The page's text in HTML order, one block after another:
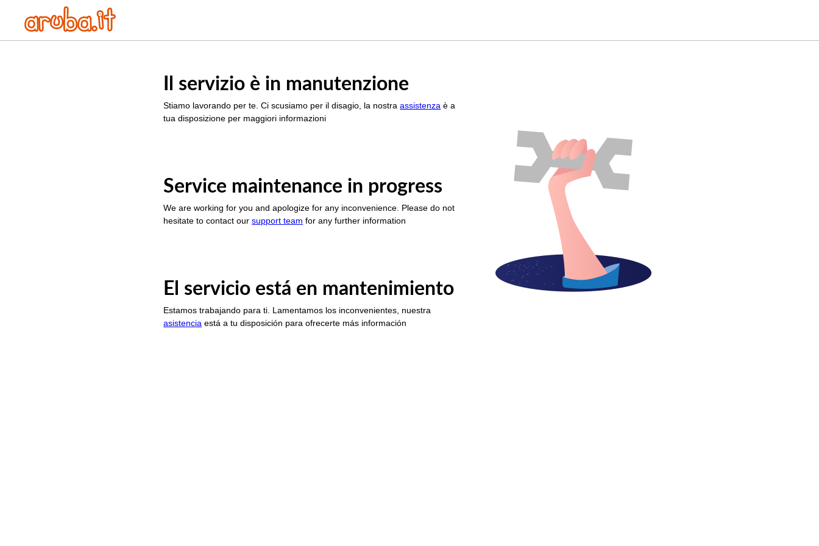
Il servizio è in manutenzione
Stiamo lavorando per te. Ci scusiamo per il disagio, la nostraassistenza è a
tua disposizione per maggiori informazioni
Service maintenance in progress
We are working for you and apologize for any inconvenience. Please do not
hesitate to contact oursupport team for any further information
El servicio está en mantenimiento
Estamos trabajando para ti. Lamentamos los inconvenientes, nuestra
asistencia está a tu disposición para ofrecerte más información